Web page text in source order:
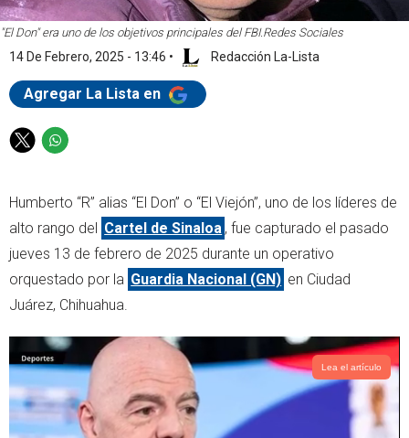
"El Don" era uno de los objetivos principales del FBI.Redes Sociales
14 De Febrero, 2025 - 13:46 • Redacción La-Lista
Agregar La Lista en
T
t
t
r
W
t
s
a
p
p
Humberto “R” alias “El Don” o “El Viejón”, uno de los líderes de
alto rango del
Cartel de Sinaloa , fue capturado el pasado
jueves 13 de febrero de 2025 durante un operativo
orquestado por la Guardia Nacional (GN) en Ciudad
Juárez, Chihuahua.
Lea el artículo